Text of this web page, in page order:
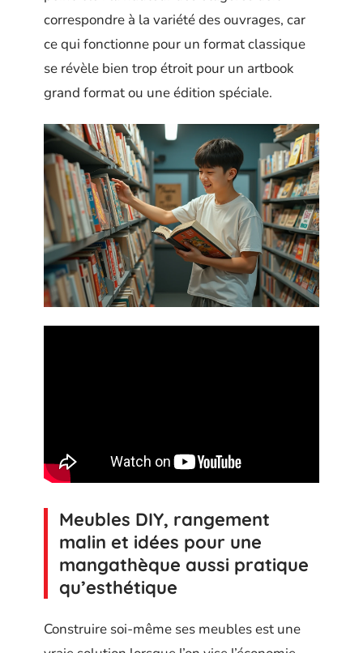
correspondre à la variété des ouvrages, car
ce qui fonctionne pour un format classique
se révèle bien trop étroit pour un artbook
grand format ou une édition spéciale.
Meubles DIY, rangement
malin et idées pour une
mangathèque aussi pratique
qu’esthétique
Construire soi-même ses meubles est une